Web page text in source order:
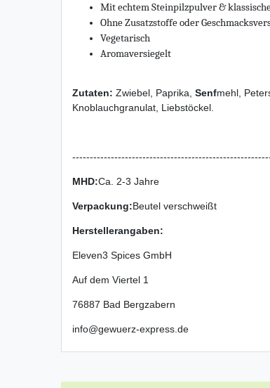
Mit echtem Steinpilzpulver &
Ohne Zusatzstoffe oder
Vegetarisch
Aromaversiegelt
Zutaten: Zwiebel, Paprika, Senfmehl,
Knoblauchgranulat, Liebstöckel.
MHD:Ca. 2-3 Jahre
Verpackung:Beutel verschweißt
Herstellerangaben:
Eleven3 Spices GmbH
Auf dem Viertel 1
76887 Bad Bergzabern
info@gewuerz-express.de